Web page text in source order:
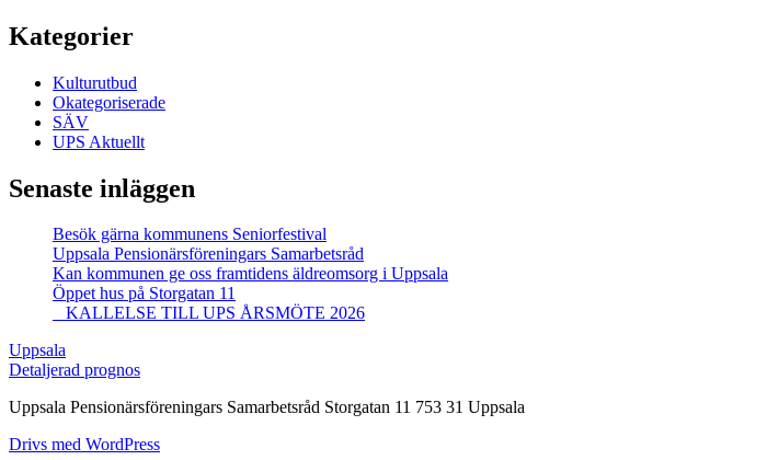
Kategorier
Kulturutbud
Okategoriserade
SÄV
UPS Aktuellt
Senaste inläggen
Besök gärna kommunens Seniorfestival
Uppsala Pensionärsföreningars Samarbetsråd
Kan kommunen ge oss framtidens äldreomsorg i Uppsala
Öppet hus på Storgatan 11
KALLELSE TILL UPS ÅRSMÖTE 2026
Uppsala
Detaljerad prognos
Uppsala Pensionärsföreningars Samarbetsråd Storgatan 11 753 31 Uppsala
Drivs med WordPress